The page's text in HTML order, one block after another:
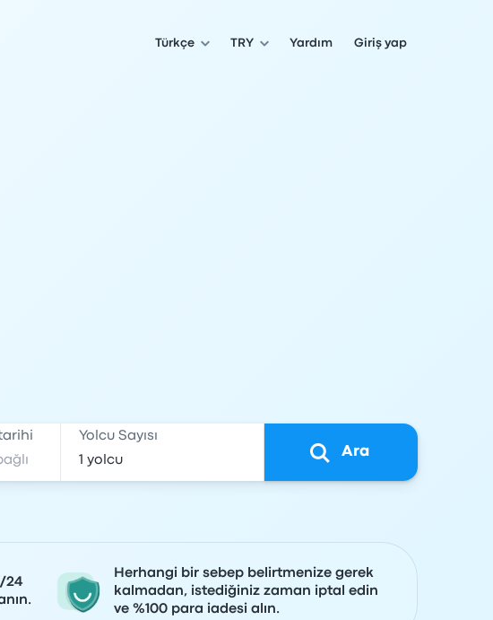
Türkçe TRY Yardım Giriş yap
Yolcu Sayısı
Ara
24
Herhangi bir sebep belirtmenize gerek
kalmadan, istediğiniz zaman iptal edin
ve %100 para iadesi alın.